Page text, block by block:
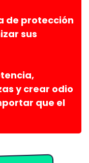
de protección
sus
y crear odio
que el